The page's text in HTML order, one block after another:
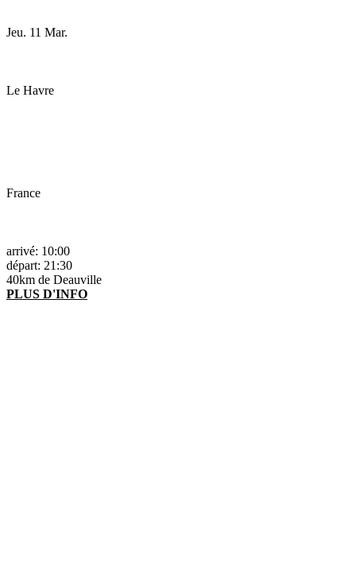
Jeu. 11 Mar.
Le Havre
France
arrivé: 10:00
départ: 21:30
40km de Deauville
PLUS D'INFO